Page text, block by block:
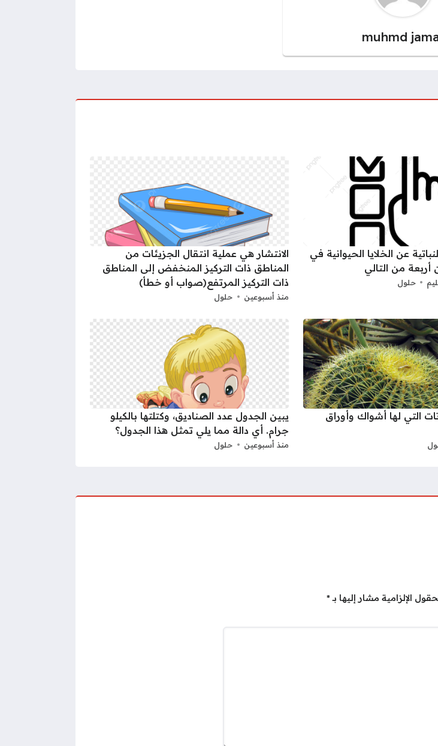
muhmd
عن الخلايا الحيوانية في
أربعة من التالي
حلول
الانتشار هي عملية انتقال الجزيئات من
المناطق ذات التركيز المنخفض إلى المناطق
ذات التركيز المرتفع(صواب أو خطأ)
منذ أسبوعين حلول
التي لها أشواك وأوراق
يبين الجدول عدد الصناديق، وكتلتها بالكيلو
جرام. أي دالة مما يلي تمثل هذا الجدول؟
منذ أسبوعين حلول
الإلزامية مشار إليها بـ*